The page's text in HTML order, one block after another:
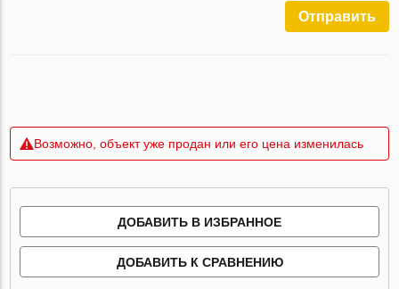
Отправить
Возможно, объект уже продан или его цена изменилась
ДОБАВИТЬ В ИЗБРАННОЕ
ДОБАВИТЬ К СРАВНЕНИЮ